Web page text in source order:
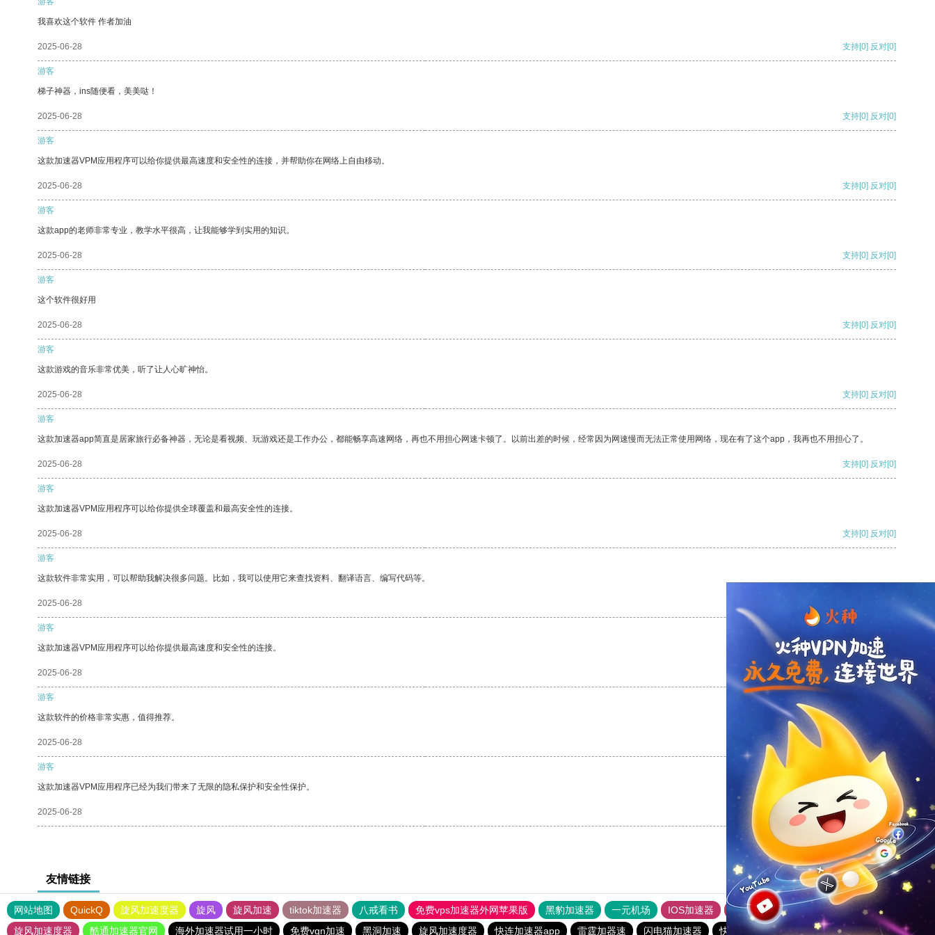
我喜欢这个软件 作者加油
2025-06-28 支持[0] 反对[0]
游客
梯子神器，ins随便看，美美哒！
2025-06-28 支持[0] 反对[0]
游客
这款加速器VPM应用程序可以给你提供最高速度和安全性的连接，并帮助你在网络上自由移动。
2025-06-28 支持[0] 反对[0]
游客
这款app的老师非常专业，教学水平很高，让我能够学到实用的知识。
2025-06-28 支持[0] 反对[0]
游客
这个软件很好用
2025-06-28 支持[0] 反对[0]
游客
这款游戏的音乐非常优美，听了让人心旷神怡。
2025-06-28 支持[0] 反对[0]
游客
这款加速器app简直是居家旅行必备神器，无论是看视频、玩游戏还是工作办公，都能畅享高速网络，再也不用担心网速卡顿了。以前出差的时候，经常因为网速慢而无法正常使用网络，现在有了这个app，我再也不用担心了。
2025-06-28 支持[0] 反对[0]
游客
这款加速器VPM应用程序可以给你提供全球覆盖和最高安全性的连接。
2025-06-28 支持[0] 反对[0]
游客
这款软件非常实用，可以帮助我解决很多问题。比如，我可以使用它来查找资料、翻译语言、编写代码等。
2025-06-28
游客
这款加速器VPM应用程序可以给你提供最高速度和安全性的连接。
2025-06-28 支持 [0] 反对[0]
游客
这款软件的价格非常实惠，值得推荐。
2025-06-28 支持[0] 反对
游客
这款加速器VPM应用程序已经为我们带来了无限的隐私保护和安全性保护。
2025-06-28 支持[0] 反对[0]
友情链接
网站地图 QuickQ 旋风加速度器 旋风 旋风加速 tiktok加速器 八戒看书 免费vps加速器外网苹果版 黑豹加速器 一元机场 IOS加速器 旋风加速度器
ios加速器
旋风加速度器
酷通加速器官网 海外加速器试用一小时 免费vqn加速 黑洞加速 旋风加速度器 快连加速器app 雷霆加器速 闪电猫加速器 快柠檬加速器 西柚加速器 一元机场